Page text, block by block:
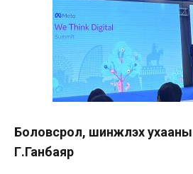
Боловсрол, шинжлэх
Г.Ганбаяр